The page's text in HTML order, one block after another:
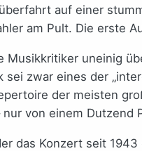
auf einer
am Pult. Die erste
uneinig
zwar eines der
der meisten
von einem Dutzend
das Konzert seit